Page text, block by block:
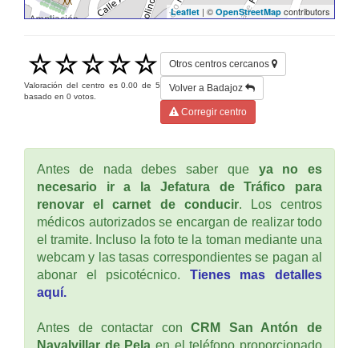
Leaflet | © OpenStreetMap contributors
Valoración del centro es0.00 de5
basado en 0 votos.
Otros centros cercanos
Volver a Badajoz
Corregir centro
Antes de nada debes saber que ya no es
necesario ir a la Jefatura de Tráfico para
renovar el carnet de conducir. Los centros
médicos autorizados se encargan de realizar todo
el tramite. Incluso la foto te la toman mediante una
webcam y las tasas correspondientes se pagan al
abonar el psicotécnico. Tienes mas detalles
aquí.
Antes de contactar conCRM San Antón de
Navalvillar de Pela en el teléfono proporcionado